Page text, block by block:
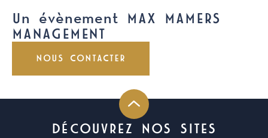
Un évènement MAX MAMERS
MANAGEMENT
NOUS CONTACTER
DÉCOUVREZ NOS SITES